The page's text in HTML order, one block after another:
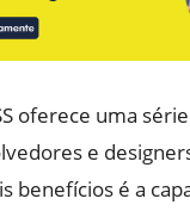
oferece uma
e
benefícios é a